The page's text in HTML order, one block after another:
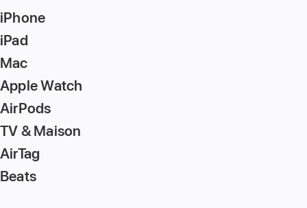
iPhone
iPad
Mac
Apple Watch
AirPods
TV & Maison
AirTag
Beats